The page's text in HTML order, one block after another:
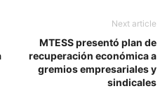
Next article
MTESS presentó plan de
recuperación económica a
gremios empresariales y
sindicales